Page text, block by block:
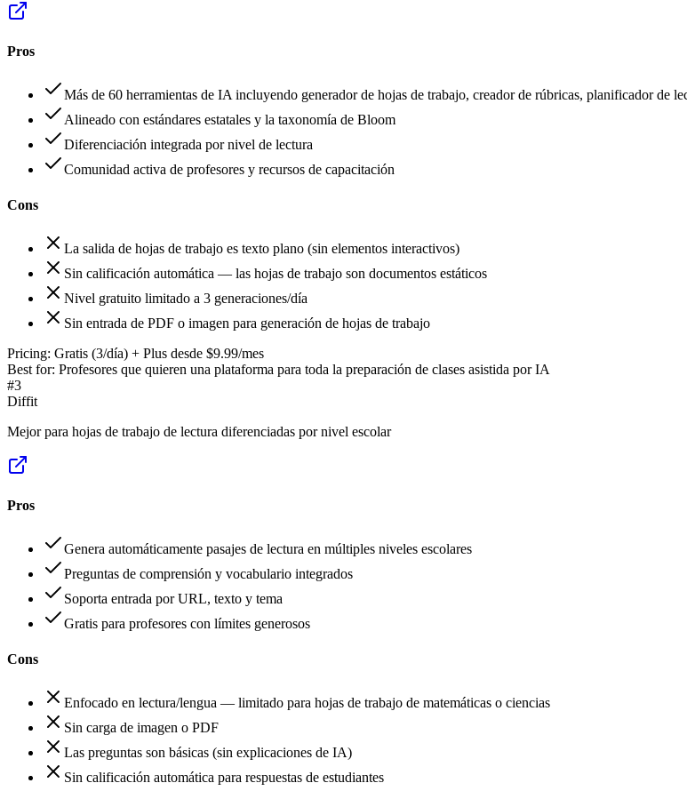
Pros
Más de 60 herramientas de IA incluyendo generador de hojas de trabajo, creador de rúbricas, planificador de
Alineado con estándares estatales y la taxonomía de Bloom
Diferenciación integrada por nivel de lectura
Comunidad activa de profesores y recursos de capacitación
Cons
La salida de hojas de trabajo es texto plano (sin elementos interactivos)
Sin calificación automática — las hojas de trabajo son documentos estáticos
Nivel gratuito limitado a 3 generaciones/día
Sin entrada de PDF o imagen para generación de hojas de trabajo
Pricing: Gratis (3/día) + Plus desde $9.99/mes
Best for: Profesores que quieren una plataforma para toda la preparación de clases asistida por IA
#3
Diffit
Mejor para hojas de trabajo de lectura diferenciadas por nivel escolar
Pros
Genera automáticamente pasajes de lectura en múltiples niveles escolares
Preguntas de comprensión y vocabulario integrados
Soporta entrada por URL, texto y tema
Gratis para profesores con límites generosos
Cons
Enfocado en lectura/lengua — limitado para hojas de trabajo de matemáticas o ciencias
Sin carga de imagen o PDF
Las preguntas son básicas (sin explicaciones de IA)
Sin calificación automática para respuestas de estudiantes